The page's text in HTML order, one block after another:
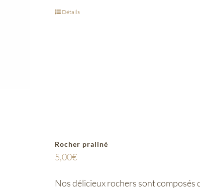
Détails
Rocher praliné
5,00€
Nos délicieux rochers sont composés